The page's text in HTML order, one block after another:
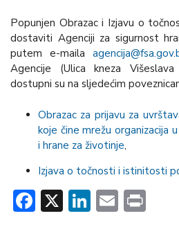
Popunjen Obrazac i Izjavu o
dostaviti Agenciji za sigurnost
putem e-maila
Agencije (Ulica kneza
dostupni su na sljedećim
Obrazac za prijavu za
koje čine mrežu organizacija
i hrane za životinje,
Izjava o točnosti i istinitosti
Facebook
X LinkedIn
Email